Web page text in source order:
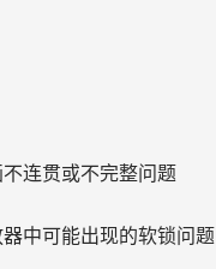
连贯或不完整问题
中可能出现的软锁问题